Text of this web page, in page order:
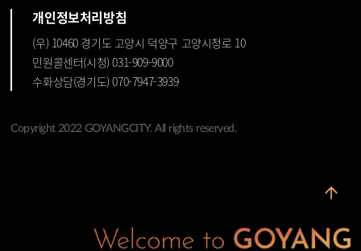
개인정보처리방침
(우) 10460 경기도 고양시 덕양구 고양시청로 10
민원콜센터(시청) 031-909-9000
수화상담(경기도) 070-7947-3939
Copyright 2022 GOYANGCITY. All rights reserved.